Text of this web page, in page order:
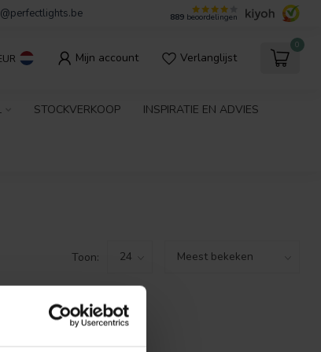
889 beoordelingen
Mijn account Verlanglijst
0
STOCKVERKOOP INSPIRATIE EN ADVIES
Toon: